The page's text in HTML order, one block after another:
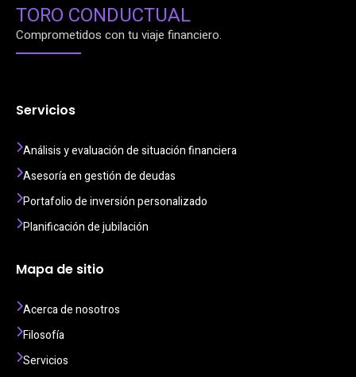
TORO CONDUCTUAL
Comprometidos con tu viaje financiero.
Servicios
Análisis y evaluación de situación financiera
Asesoría en gestión de deudas
Portafolio de inversión personalizado
Planificación de jubilación
Mapa de sitio
Acerca de nosotros
Filosofía
Servicios